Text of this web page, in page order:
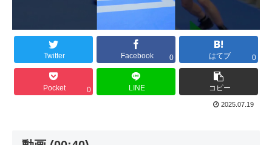
Twitter Facebook 0 はてブ 0
Pocket 0 LINE コピー
2025.07.19